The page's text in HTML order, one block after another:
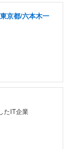
京都/六本木一
たIT企業